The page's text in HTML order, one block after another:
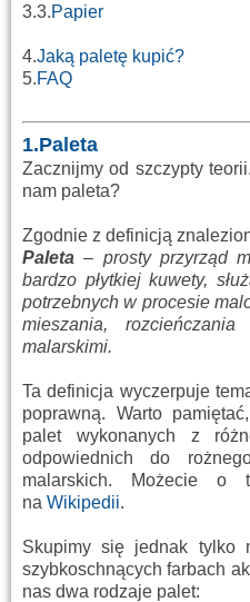
3.3.Papier
4.Jaką paletę kupić?
5.FAQ
1.Paleta
Zacznijmy od szczypty
nam paleta?
Zgodnie z definicją
Paleta – prosty przyrząd
bardzo płytkiej kuwety,
potrzebnych w procesie
mieszania,
malarskimi.
Ta definicja wyczerpuje
poprawną. Warto
palet wykonanych z
odpowiednich do
malarskich. Możecie o
na Wikipedii.
Skupimy się jednak tylko
szybkoschnących farbach
nas dwa rodzaje palet: